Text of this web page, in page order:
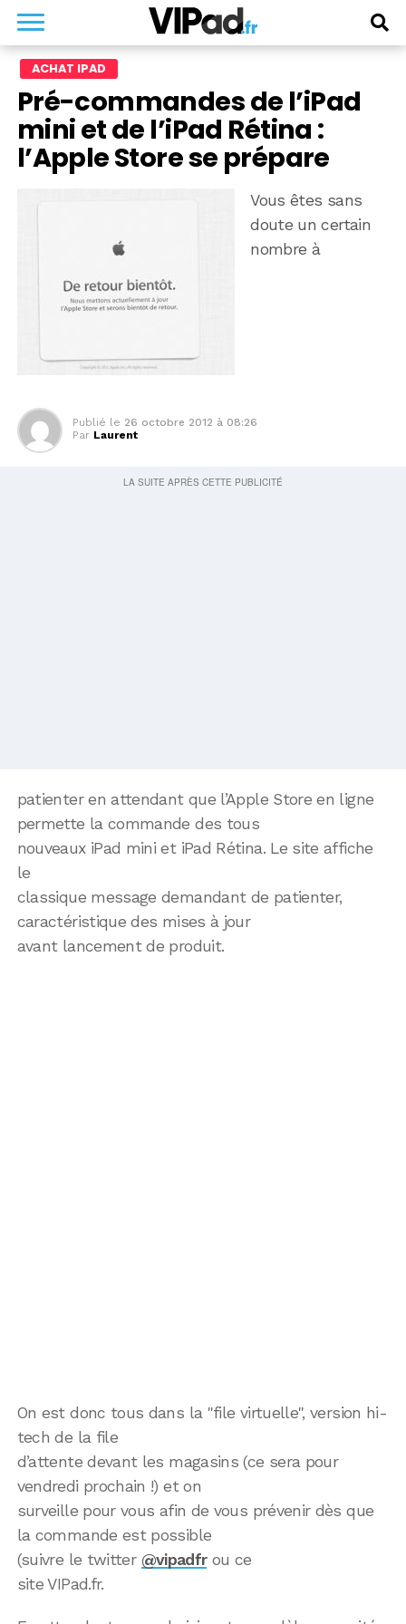
ACHAT IPAD
Pré-commandes de l’iPad
mini et de l’iPad Rétina :
l’Apple Store se prépare
Vous êtes sans
doute un certain
nombre à
Publié le 26 octobre 2012 à 08:26
Par Laurent
patienter en attendant que l’Apple Store en ligne
permette la commande des tous
nouveaux iPad mini et iPad Rétina. Le site affiche
le
classique message demandant de patienter,
caractéristique des mises à jour
avant lancement de produit.
On est donc tous dans la "file virtuelle", version hi-
tech de la file
d’attente devant les magasins (ce sera pour
vendredi prochain !) et on
surveille pour vous afin de vous prévenir dès que
la commande est possible
(suivre le twitter @vipadfrou ce
site VIPad.fr.